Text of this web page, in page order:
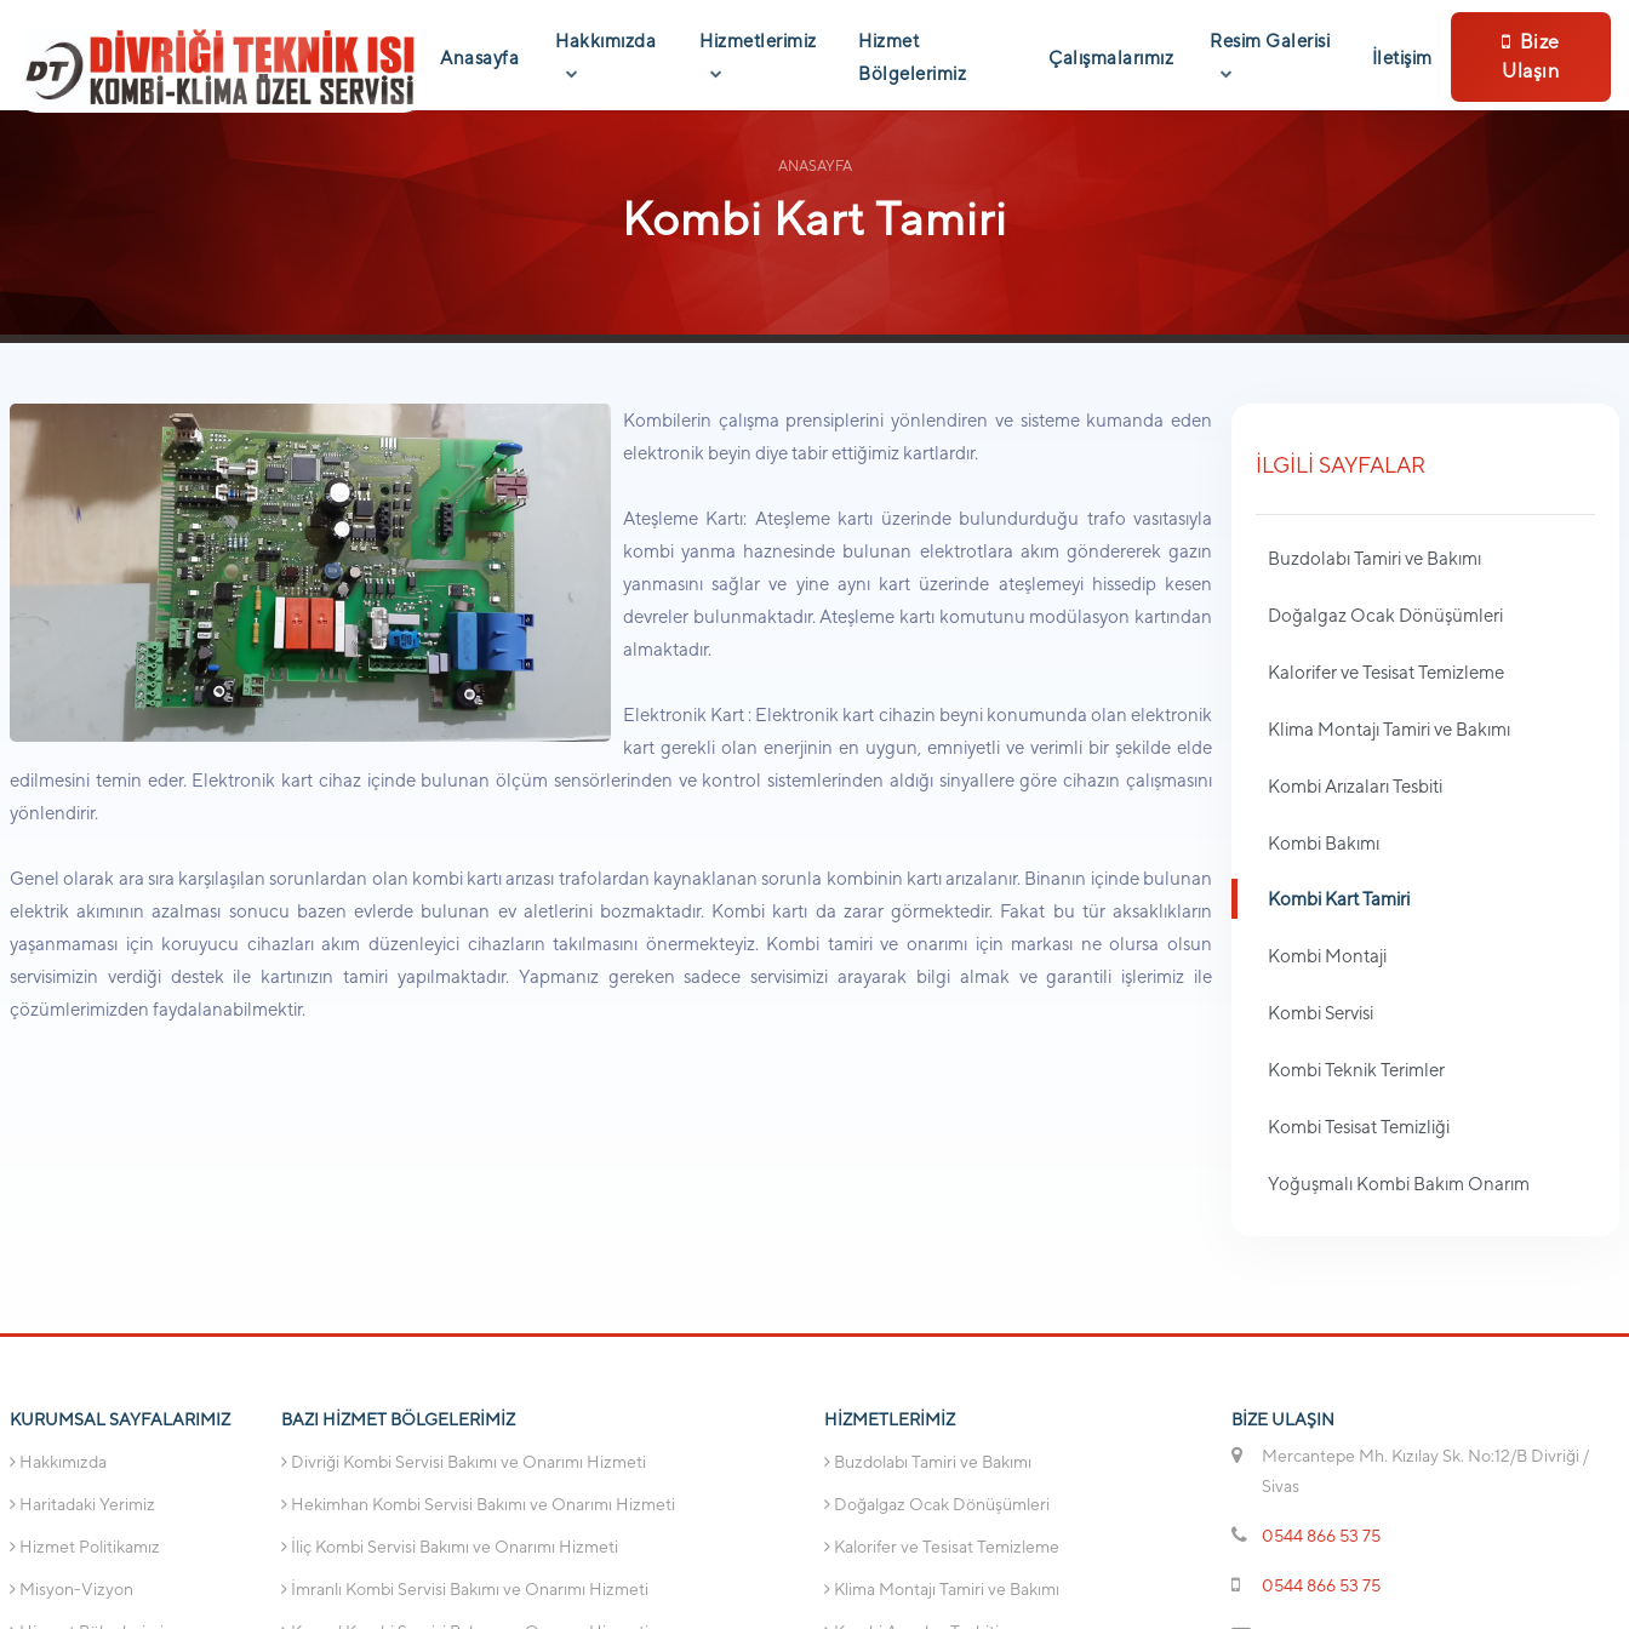
Anasayfa
Hakkımızda Hizmetlerimiz
Hizmet
Bölgelerimiz
Çalışmalarımız
Resim Galerisi
İletişim
Bize
Ulaşın
ANASAYFA
Kombi Kart Tamiri
Kombilerin çalışma prensiplerini yönlendiren ve sisteme kumanda eden
elektronik beyin diye tabir ettiğimiz kartlardır.
Ateşleme Kartı: Ateşleme kartı üzerinde bulundurduğu trafo vasıtasıyla
kombi yanma haznesinde bulunan elektrotlara akım göndererek gazın
yanmasını sağlar ve yine aynı kart üzerinde ateşlemeyi hissedip kesen
devreler bulunmaktadır. Ateşleme kartı komutunu modülasyon kartından
almaktadır.
Elektronik Kart : Elektronik kart cihazin beyni konumunda olan elektronik
kart gerekli olan enerjinin en uygun, emniyetli ve verimli bir şekilde elde
edilmesini temin eder. Elektronik kart cihaz içinde bulunan ölçüm sensörlerinden ve kontrol sistemlerinden aldığı sinyallere göre cihazın çalışmasını
yönlendirir.
Genel olarak ara sıra karşılaşılan sorunlardan olan kombi kartı arızası trafolardan kaynaklanan sorunla kombinin kartı arızalanır. Binanın içinde bulunan
elektrik akımının azalması sonucu bazen evlerde bulunan ev aletlerini bozmaktadır. Kombi kartı da zarar görmektedir. Fakat bu tür aksaklıkların
yaşanmaması için koruyucu cihazları akım düzenleyici cihazların takılmasını önermekteyiz. Kombi tamiri ve onarımı için markası ne olursa olsun
servisimizin verdiği destek ile kartınızın tamiri yapılmaktadır. Yapmanız gereken sadece servisimizi arayarak bilgi almak ve garantili işlerimiz ile
çözümlerimizden faydalanabilmektir.
İLGİLİ SAYFALAR
Buzdolabı Tamiri ve Bakımı
Doğalgaz Ocak Dönüşümleri
Kalorifer ve Tesisat Temizleme
Klima Montajı Tamiri ve Bakımı
Kombi Arızaları Tesbiti
Kombi Bakımı
Kombi Kart Tamiri
Kombi Montaji
Kombi Servisi
Kombi Teknik Terimler
Kombi Tesisat Temizliği
Yoğuşmalı Kombi Bakım Onarım
KURUMSAL SAYFALARIMIZ
Hakkımızda
Haritadaki Yerimiz
Hizmet Politikamız
Misyon-Vizyon
BAZI HİZMET BÖLGELERİMİZ
Divriği Kombi Servisi Bakımı ve Onarımı Hizmeti
Hekimhan Kombi Servisi Bakımı ve Onarımı Hizmeti
İliç Kombi Servisi Bakımı ve Onarımı Hizmeti
İmranlı Kombi Servisi Bakımı ve Onarımı Hizmeti
HİZMETLERİMİZ
Buzdolabı Tamiri ve Bakımı
Doğalgaz Ocak Dönüşümleri
Kalorifer ve Tesisat Temizleme
Klima Montajı Tamiri ve Bakımı
BİZE ULAŞIN
Mercantepe Mh. Kızılay Sk. No:12/B Divriği /
Sivas
0544 866 53 75
0544 866 53 75